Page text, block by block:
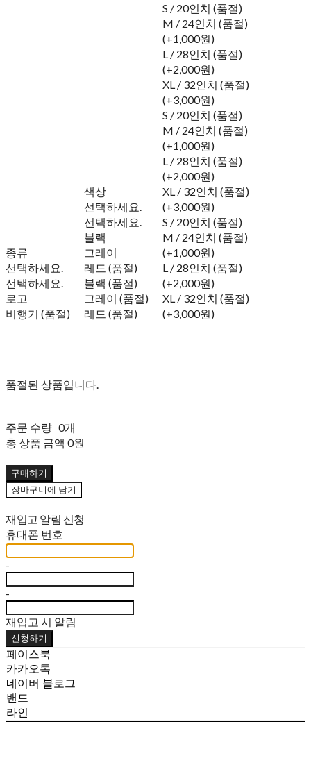
종류
선택하세요.
선택하세요.
로고
비행기 (품절)
색상
선택하세요.
선택하세요.
블랙
그레이
레드 (품절)
블랙 (품절)
그레이 (품절)
레드 (품절)
S / 20인치 (품절)
M / 24인치 (품절)
(+1,000원)
L / 28인치 (품절)
(+2,000원)
XL / 32인치 (품절)
(+3,000원)
S / 20인치 (품절)
M / 24인치 (품절)
(+1,000원)
L / 28인치 (품절)
(+2,000원)
XL / 32인치 (품절)
(+3,000원)
S / 20인치 (품절)
M / 24인치 (품절)
(+1,000원)
L / 28인치 (품절)
(+2,000원)
XL / 32인치 (품절)
(+3,000원)
품절된 상품입니다.
주문 수량 0개
총 상품 금액 0원
구매하기
장바구니에 담기
재입고 알림 신청
휴대폰 번호
-
-
재입고 시 알림
신청하기
페이스북
카카오톡
네이버 블로그
밴드
라인